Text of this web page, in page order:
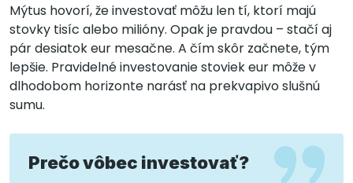
Mýtus hovorí, že investovať môžu len tí, ktorí majú
stovky tisíc alebo milióny. Opak je pravdou – stačí aj
pár desiatok eur mesačne. A čím skôr začnete, tým
lepšie. Pravidelné investovanie stoviek eur môže v
dlhodobom horizonte narásť na prekvapivo slušnú
sumu.
Prečo vôbec investovať?